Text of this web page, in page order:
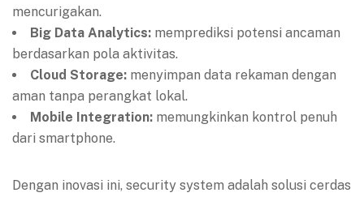
mencurigakan.
Big Data Analytics: memprediksi potensi ancaman
berdasarkan pola aktivitas.
Cloud Storage: menyimpan data rekaman dengan
aman tanpa perangkat lokal.
Mobile Integration: memungkinkan kontrol penuh
dari smartphone.
Dengan inovasi ini, security system adalah solusi cerdas